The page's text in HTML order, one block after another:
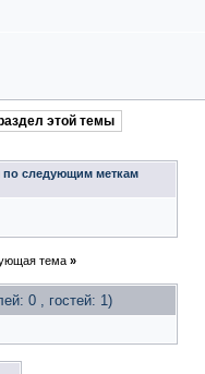
этой темы
по следующим меткам
тема »
0 , гостей: 1)